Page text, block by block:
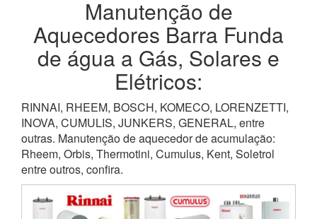
Manutenção de
Aquecedores Barra Funda
de água a Gás, Solares e
Elétricos:
RINNAI, RHEEM, BOSCH, KOMECO, LORENZETTI,
INOVA, CUMULIS, JUNKERS, GENERAL, entre
outras. Manutenção de aquecedor de acumulação:
Rheem, Orbis, Thermotini, Cumulus, Kent, Soletrol
entre outros, confira.